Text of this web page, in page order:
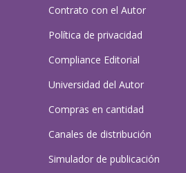
Contrato con el Autor
Política de privacidad
Compliance Editorial
Universidad del Autor
Compras en cantidad
Canales de distribución
Simulador de publicación